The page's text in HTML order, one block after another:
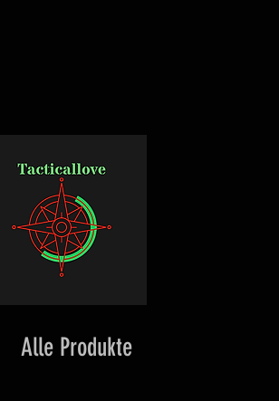
Alle Produkte